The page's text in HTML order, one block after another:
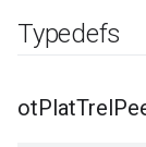
Typedefs
otPlatTrel